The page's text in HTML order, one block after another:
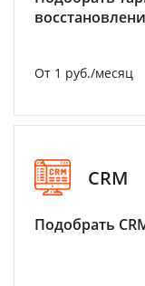
От 1 руб./месяц
CRM
Подобрать